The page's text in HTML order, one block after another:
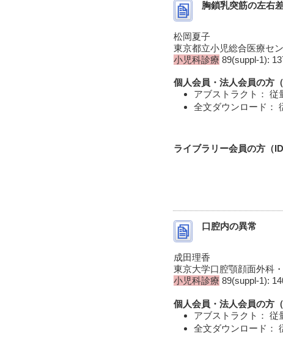
胸鎖乳突筋の左右
松岡夏子
東京都立小児総合医療セ
小児科診療 89(suppl-1):
個人会員・法人会員の方
アブストラクト： 従
全文ダウンロード：
ライブラリー会員の方（
口腔内の異常
成田理香
東京大学口腔顎顔面外科
小児科診療 89(suppl-1):
個人会員・法人会員の方
アブストラクト： 従
全文ダウンロード：